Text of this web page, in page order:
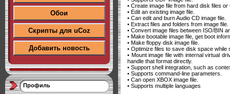
Обои
Скрипты для uCoz
Добавить новость
Профиль
• Create image file from hard disk files
• Edit an existing image file.
• Can edit and burn Audio CD image file.
• Extract files and folders from image file.
• Convert image files between ISO/BIN
• Make bootable image file, get boot
• Make floppy disk image file.
• Optimize files to save disk space while
• Mount image file with internal virtual
handle that format directly.
• Support shell integration, such as
• Supports command-line parameters.
• Can open XBOX image file.
• Supports multiple languages